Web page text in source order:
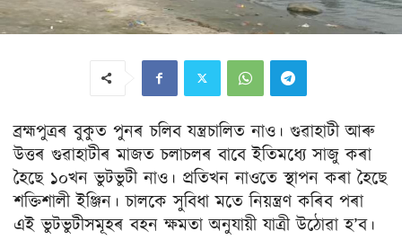
ব্ৰহ্মপুত্ৰৰ বুকুত পুনৰ চলিব যন্ত্ৰচালিত নাও। গুৱাহাটী আৰু
উত্তৰ গুৱাহাটীৰ মাজত চলাচলৰ বাবে ইতিমধ্যে সাজু কৰা
হৈছে ১০খন ভুটভুটী নাও। প্ৰতিখন নাওতে স্থাপন কৰা হৈছে
শক্তিশালী ইঞ্জিন। চালকে সুবিধা মতে নিয়ন্ত্ৰণ কৰিব পৰা
এই ভুটভুটীসমূহৰ বহন ক্ষমতা অনুযায়ী যাত্ৰী উঠোৱা হ’ব।